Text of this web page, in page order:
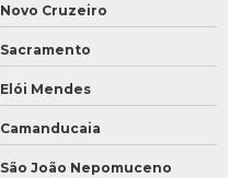
Novo Cruzeiro
Sacramento
Elói Mendes
Camanducaia
São João Nepomuceno